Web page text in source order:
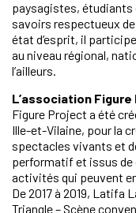
paysagistes, étudiants
savoirs respectueux
état d’esprit, il
au niveau régional,
l’ailleurs.
L’association
Figure Project a été
Ille-et-Vilaine, pour la
spectacles vivants et
performatif et issus de
activités qui peuvent
De 2017 à 2019, Latifa
Triangle – Scène